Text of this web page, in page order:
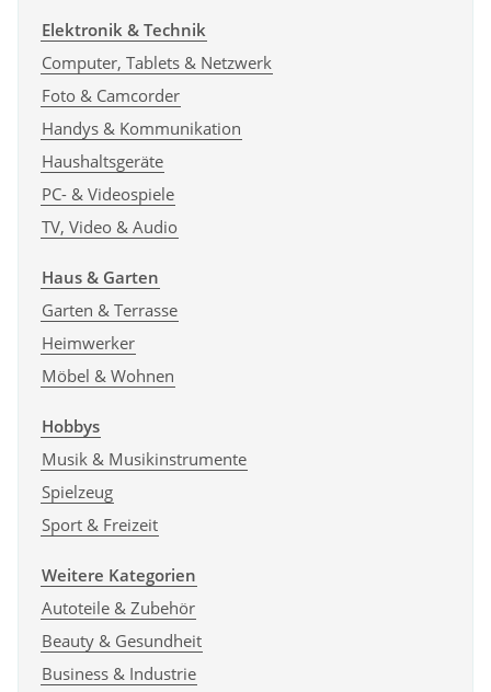
Elektronik & Technik
Computer, Tablets & Netzwerk
Foto & Camcorder
Handys & Kommunikation
Haushaltsgeräte
PC- & Videospiele
TV, Video & Audio
Haus & Garten
Garten & Terrasse
Heimwerker
Möbel & Wohnen
Hobbys
Musik & Musikinstrumente
Spielzeug
Sport & Freizeit
Weitere Kategorien
Autoteile & Zubehör
Beauty & Gesundheit
Business & Industrie